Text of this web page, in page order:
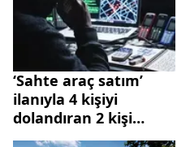
‘Sahte araç satım’
ilanıyla 4 kişiyi
dolandıran 2 kişi
tutuklandı